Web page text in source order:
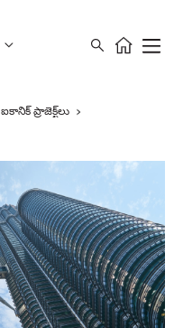
ఐకానిక్ ప్రాజెక్ట్‌లు